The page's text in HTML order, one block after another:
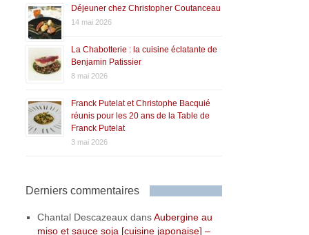
Déjeuner chez Christopher Coutanceau
14 mai 2026
La Chabotterie : la cuisine éclatante de
Benjamin Patissier
8 mai 2026
Franck Putelat et Christophe Bacquié
réunis pour les 20 ans de la Table de
Franck Putelat
3 mai 2026
Derniers commentaires
Chantal Descazeaux dansAubergine au
miso et sauce soja [cuisine japonaise] –